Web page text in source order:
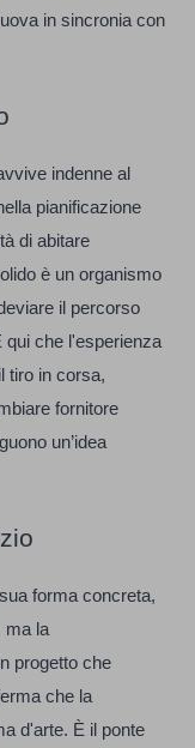
in sincronia con
indenne al
pianificazione
di abitare
è un organismo
il percorso
qui che l'esperienza
tiro in corsa,
fornitore
un’idea
forma concreta,
ma la
progetto che
che la
d'arte. È il ponte